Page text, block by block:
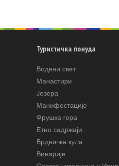
Туристичка понуда
Водени свет
Манастири
Језера
Манифестације
Фрушка гора
Етно садржаји
Врдничка кула
Винарије